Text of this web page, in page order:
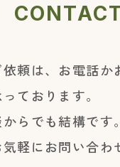
頼は、お電話か
ております。
らでも結構です。
軽にお問い合わ